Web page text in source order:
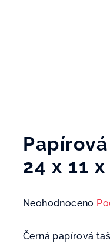
24 x 11
Průměrné
produktu
Neohodnoceno
Černá papírová